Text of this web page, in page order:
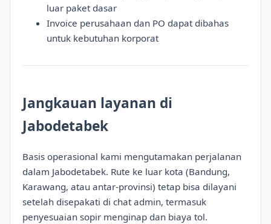
luar paket dasar
Invoice perusahaan dan PO dapat dibahas
untuk kebutuhan korporat
Jangkauan layanan di
Jabodetabek
Basis operasional kami mengutamakan perjalanan
dalam Jabodetabek. Rute ke luar kota (Bandung,
Karawang, atau antar-provinsi) tetap bisa dilayani
setelah disepakati di chat admin, termasuk
penyesuaian sopir menginap dan biaya tol.